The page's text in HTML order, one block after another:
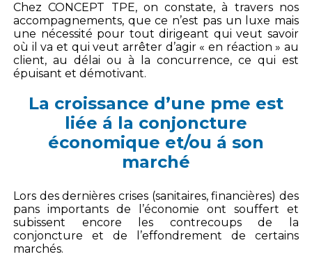
Chez CONCEPT TPE, on constate, à travers nos
accompagnements, que ce n’est pas un luxe mais
une nécessité pour tout dirigeant qui veut savoir
où il va et qui veut arrêter d’agir « en réaction » au
client, au délai ou à la concurrence, ce qui est
épuisant et démotivant.
La croissance d’une pme est
liée á la conjoncture
économique et/ou á son
marché
Lors des dernières crises (sanitaires, financières) des
pans importants de l’économie ont souffert et
subissent encore les contrecoups de la
conjoncture et de l’effondrement de certains
marchés.